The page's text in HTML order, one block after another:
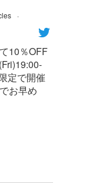
·
10％OFF
定で開催
お早め